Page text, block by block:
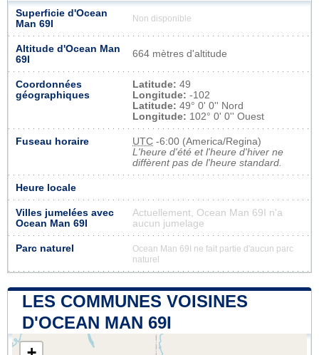
Superficie d'Ocean
Man 69I
Non disponible
Altitude d'Ocean Man
69I
664 mètres d'altitude
Coordonnées
géographiques
Latitude: 49
Longitude: -102
Latitude: 49° 0' 0'' Nord
Longitude: 102° 0' 0'' Ouest
Fuseau horaire UTC -6:00 (America/Regina)
L'heure d'été et l'heure d'hiver ne
diffèrent pas de l'heure standard.
Heure locale
Villes jumelées avec
Ocean Man 69I
Actuellement, Ocean Man 69I n'a
aucun jumelage
Parc naturel
Ocean Man 69I ne fait partie d'aucun parc
naturel
LES COMMUNES VOISINES
D'OCEAN MAN 69I